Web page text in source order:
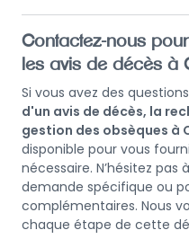
Contactez-nous
les avis de décès à
Si vous avez des
d'un avis de décès, la
gestion des obsèques à
disponible pour vous
nécessaire. N’hésitez pas à
demande spécifique ou
complémentaires. Nous
chaque étape de cette